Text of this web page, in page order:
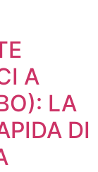
A
LA
DI